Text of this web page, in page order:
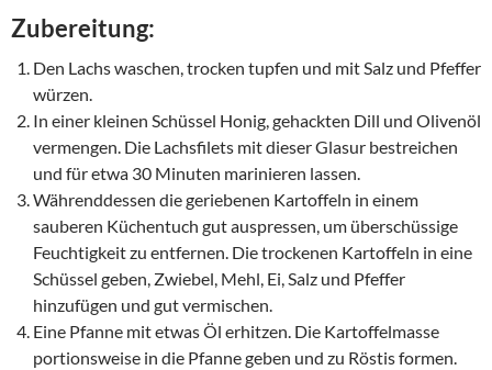
Zubereitung:
Den Lachs waschen, trocken tupfen und mit Salz und Pfeffer
würzen.
In einer kleinen Schüssel Honig, gehackten Dill und Olivenöl
vermengen. Die Lachsfilets mit dieser Glasur bestreichen
und für etwa 30 Minuten marinieren lassen.
Währenddessen die geriebenen Kartoffeln in einem
sauberen Küchentuch gut auspressen, um überschüssige
Feuchtigkeit zu entfernen. Die trockenen Kartoffeln in eine
Schüssel geben, Zwiebel, Mehl, Ei, Salz und Pfeffer
hinzufügen und gut vermischen.
Eine Pfanne mit etwas Öl erhitzen. Die Kartoffelmasse
portionsweise in die Pfanne geben und zu Röstis formen.